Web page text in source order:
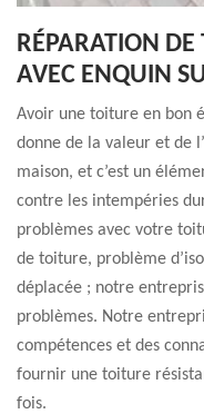
RÉPARATION
AVEC ENQUIN
Avoir une toiture en bon
donne de la valeur et de
maison, et c’est un
contre les intempéries
problèmes avec votre
de toiture, problème
déplacée ; notre
problèmes. Notre
compétences et des
fournir une toiture
fois.